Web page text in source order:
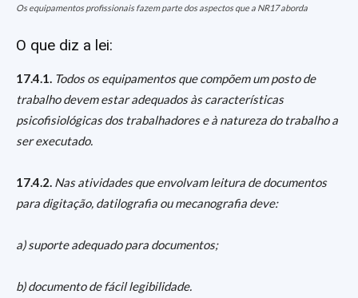
Os equipamentos profissionais fazem parte dos aspectos que a NR17 aborda
O que diz a lei:
17.4.1.
Todos os equipamentos que compõem um posto de
trabalho devem estar adequados às características
psicofisiológicas dos trabalhadores e à natureza do trabalho a
ser executado.
17.4.2. Nas atividades que envolvam leitura de documentos
para digitação, datilografia ou mecanografia deve:
a) suporte adequado para documentos;
b) documento de fácil legibilidade.